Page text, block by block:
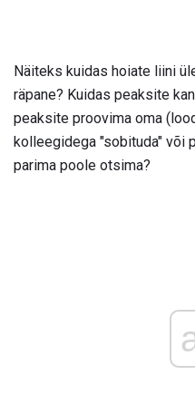
Näiteks kuidas hoiate liini
räpane? Kuidas peaksite
peaksite proovima oma
kolleegidega "sobituda" või
parima poole otsima?